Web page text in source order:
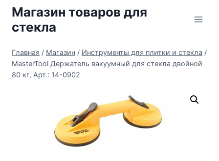
Перейти
содержимому
Магазин товаров для
стекла
Главная / Магазин / Инструменты для плитки и стекла /
MasterTool Держатель вакуумный для стекла двойной
80 кг, Арт.: 14-0902